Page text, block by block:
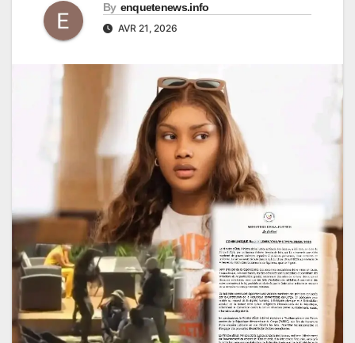
By enquetenews.info
AVR 21, 2026